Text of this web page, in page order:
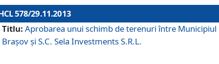
578/29.11.2013
Titlu: Aprobarea unui schimb de terenuri între Municipiul
Braşov şi S.C. Sela Investments S.R.L.